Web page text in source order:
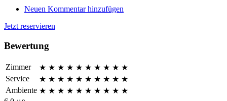
Neuen Kommentar hinzufügen
Jetzt reservieren
Bewertung
Zimmer ★ ★ ★ ★ ★ ★ ★ ★ ★ ★
Service
★ ★ ★ ★ ★ ★ ★ ★ ★ ★
Ambiente ★ ★ ★ ★ ★ ★ ★ ★ ★ ★